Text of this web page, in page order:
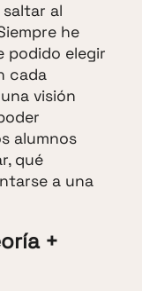
al
he
podido elegir
cada
visión
alumnos
qué
a una
+